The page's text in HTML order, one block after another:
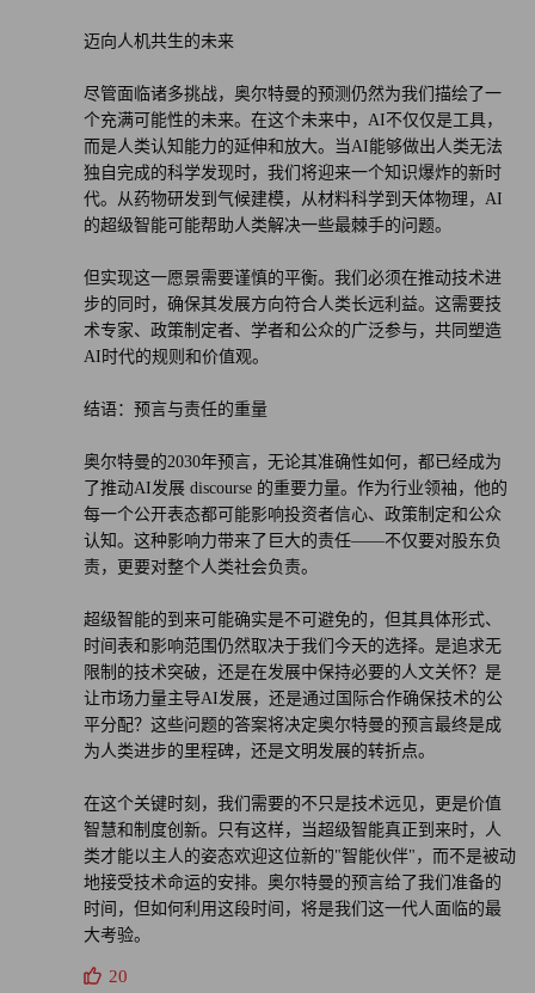
迈向人机共生的未来
尽管面临诸多挑战，奥尔特曼的预测仍然为我们描绘了一
个充满可能性的未来。在这个未来中，AI不仅仅是工具，
而是人类认知能力的延伸和放大。当AI能够做出人类无法
独自完成的科学发现时，我们将迎来一个知识爆炸的新时
代。从药物研发到气候建模，从材料科学到天体物理，AI
的超级智能可能帮助人类解决一些最棘手的问题。
但实现这一愿景需要谨慎的平衡。我们必须在推动技术进
步的同时，确保其发展方向符合人类长远利益。这需要技
术专家、政策制定者、学者和公众的广泛参与，共同塑造
AI时代的规则和价值观。
结语：预言与责任的重量
奥尔特曼的2030年预言，无论其准确性如何，都已经成为
了推动AI发展 discourse 的重要力量。作为行业领袖，他的
每一个公开表态都可能影响投资者信心、政策制定和公众
认知。这种影响力带来了巨大的责任——不仅要对股东负
责，更要对整个人类社会负责。
超级智能的到来可能确实是不可避免的，但其具体形式、
时间表和影响范围仍然取决于我们今天的选择。是追求无
限制的技术突破，还是在发展中保持必要的人文关怀？是
让市场力量主导AI发展，还是通过国际合作确保技术的公
平分配？这些问题的答案将决定奥尔特曼的预言最终是成
为人类进步的里程碑，还是文明发展的转折点。
在这个关键时刻，我们需要的不只是技术远见，更是价值
智慧和制度创新。只有这样，当超级智能真正到来时，人
类才能以主人的姿态欢迎这位新的"智能伙伴"，而不是被动
地接受技术命运的安排。奥尔特曼的预言给了我们准备的
时间，但如何利用这段时间，将是我们这一代人面临的最
大考验。
20